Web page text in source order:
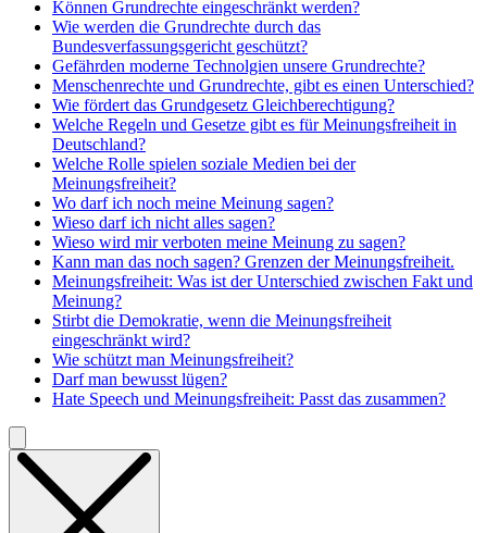
Können Grundrechte eingeschränkt werden?
Wie werden die Grundrechte durch das
Bundesverfassungsgericht geschützt?
Gefährden moderne Technolgien unsere Grundrechte?
Menschenrechte und Grundrechte, gibt es einen Unterschied?
Wie fördert das Grundgesetz Gleichberechtigung?
Welche Regeln und Gesetze gibt es für Meinungsfreiheit in
Deutschland?
Welche Rolle spielen soziale Medien bei der
Meinungsfreiheit?
Wo darf ich noch meine Meinung sagen?
Wieso darf ich nicht alles sagen?
Wieso wird mir verboten meine Meinung zu sagen?
Kann man das noch sagen? Grenzen der Meinungsfreiheit.
Meinungsfreiheit: Was ist der Unterschied zwischen Fakt und
Meinung?
Stirbt die Demokratie, wenn die Meinungsfreiheit
eingeschränkt wird?
Wie schützt man Meinungsfreiheit?
Darf man bewusst lügen?
Hate Speech und Meinungsfreiheit: Passt das zusammen?